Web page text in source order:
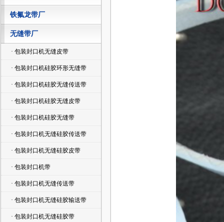
铁氟龙带厂
无缝带厂
· 包装封口机无缝皮带
· 包装封口机硅胶环形无缝带
· 包装封口机硅胶无缝传送带
· 包装封口机硅胶无缝皮带
· 包装封口机硅胶无缝带
· 包装封口机无缝硅胶传送带
· 包装封口机无缝硅胶皮带
· 包装封口机带
· 包装封口机无缝传送带
· 包装封口机无缝硅胶输送带
· 包装封口机无缝硅胶带